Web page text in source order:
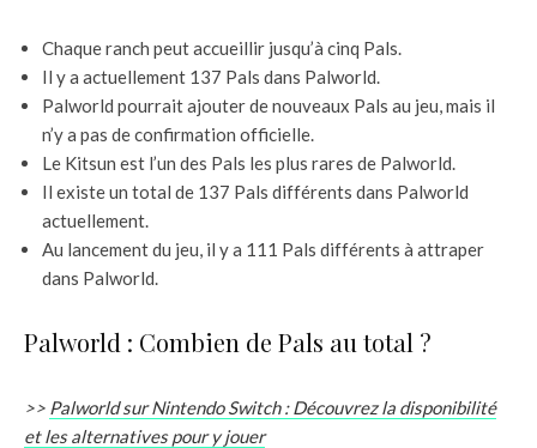
Chaque ranch peut accueillir jusqu’à cinq Pals.
Il y a actuellement 137 Pals dans Palworld.
Palworld pourrait ajouter de nouveaux Pals au jeu, mais il
n’y a pas de confirmation officielle.
Le Kitsun est l’un des Pals les plus rares de Palworld.
Il existe un total de 137 Pals différents dans Palworld
actuellement.
Au lancement du jeu, il y a 111 Pals différents à attraper
dans Palworld.
Palworld : Combien de Pals au total ?
>> Palworld sur Nintendo Switch : Découvrez la disponibilité
et les alternatives pour y jouer